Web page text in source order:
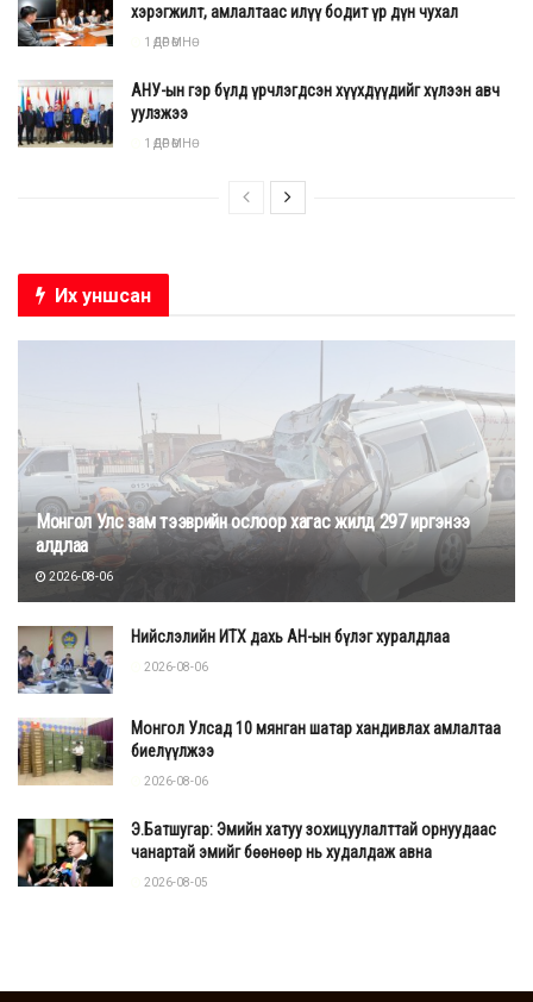
хэрэгжилт, амлалтаас илүү бодит үр дүн чухал
1 ӨДӨР ӨМНӨ
АНУ-ын гэр бүлд үрчлэгдсэн хүүхдүүдийг хүлээн авч
уулзжээ
1 ӨДӨР ӨМНӨ
Их уншсан
Монгол Улс зам тээврийн ослоор хагас жилд 297 иргэнээ
алдлаа
2026-08-06
Нийслэлийн ИТХ дахь АН-ын бүлэг хуралдлаа
2026-08-06
Монгол Улсад 10 мянган шатар хандивлах амлалтаа
биелүүлжээ
2026-08-06
Э.Батшугар: Эмийн хатуу зохицуулалттай орнуудаас
чанартай эмийг бөөнөөр нь худалдаж авна
2026-08-05